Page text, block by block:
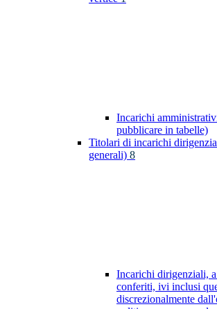
Incarichi
pubblicare in tabelle)
Titolari di incarichi
generali) 8
Incarichi dirigenziali,
conferiti, ivi inclusi
discrezionalmente